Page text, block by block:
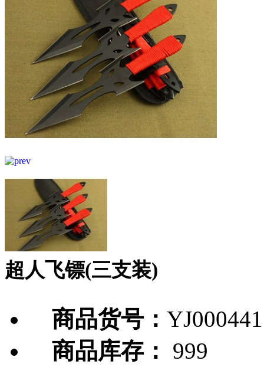
超人飞镖(三支装)
商品货号： YJ000441
商品库存：
999